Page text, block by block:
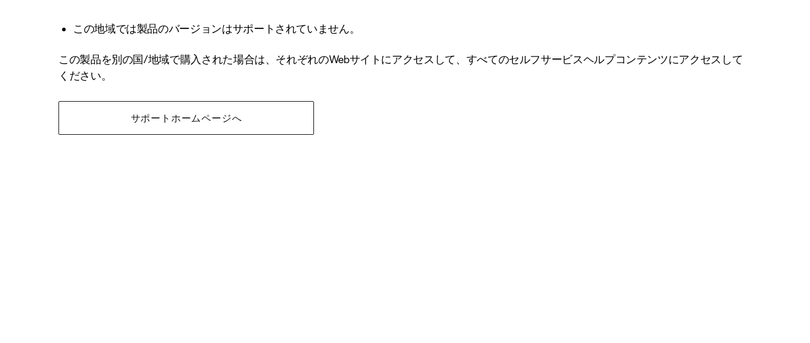
この地域では製品のバージョンはサポートされていません。
この製品を別の国/地域で購入された場合は、それぞれのWebサイトにアクセスして、すべてのセルフサービスヘルプコンテンツにアクセスして
ください。
サポートホームページへ